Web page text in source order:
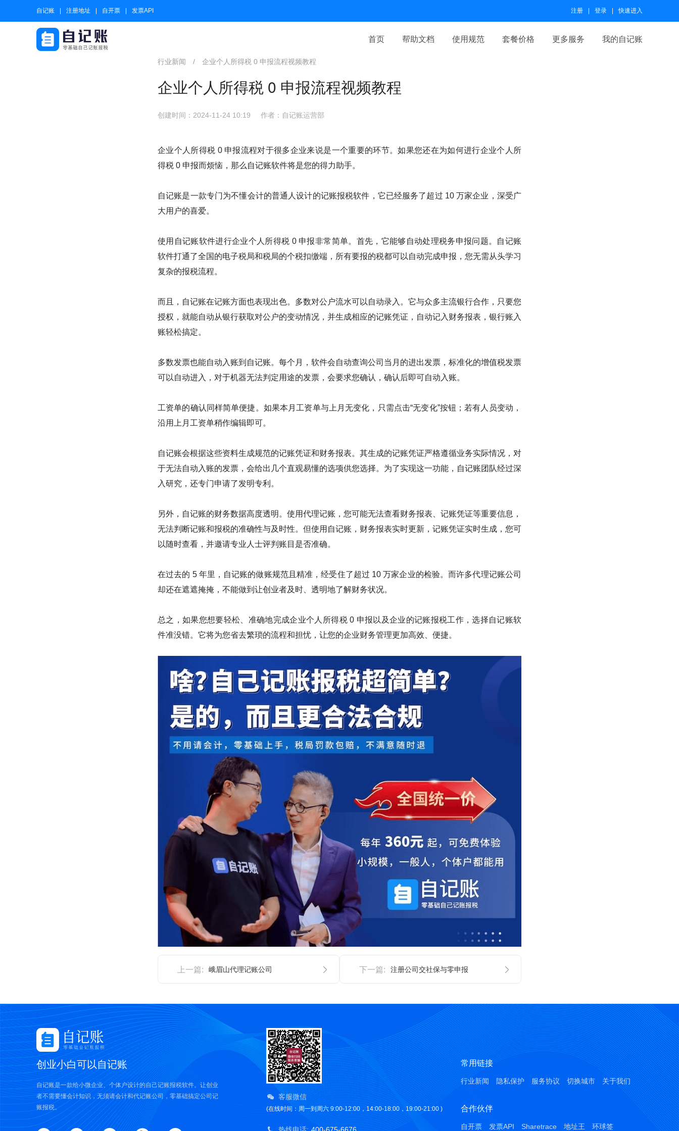
自记账 注册地址 自开票 发票API 注册 登录 快速进入
首页 帮助文档 使用规范 套餐价格 更多服务 我的自记账
行业新闻 / 企业个人所得税 0 申报流程视频教程
企业个人所得税 0 申报流程视频教程
创建时间：2024-11-24 10:19 作者：自记账运营部
企业个人所得税 0 申报流程对于很多企业来说是一个重要的环节。如果您还在为如何进行企业个人所
得税 0 申报而烦恼，那么自记账软件将是您的得力助手。
自记账是一款专门为不懂会计的普通人设计的记账报税软件，它已经服务了超过 10 万家企业，深受广
大用户的喜爱。
使用自记账软件进行企业个人所得税 0 申报非常简单。首先，它能够自动处理税务申报问题。自记账
软件打通了全国的电子税局和税局的个税扣缴端，所有要报的税都可以自动完成申报，您无需从头学习
复杂的报税流程。
而且，自记账在记账方面也表现出色。多数对公户流水可以自动录入。它与众多主流银行合作，只要您
授权，就能自动从银行获取对公户的变动情况，并生成相应的记账凭证，自动记入财务报表，银行账入
账轻松搞定。
多数发票也能自动入账到自记账。每个月，软件会自动查询公司当月的进出发票，标准化的增值税发票
可以自动进入，对于机器无法判定用途的发票，会要求您确认，确认后即可自动入账。
工资单的确认同样简单便捷。如果本月工资单与上月无变化，只需点击“无变化”按钮；若有人员变动，
沿用上月工资单稍作编辑即可。
自记账会根据这些资料生成规范的记账凭证和财务报表。其生成的记账凭证严格遵循业务实际情况，对
于无法自动入账的发票，会给出几个直观易懂的选项供您选择。为了实现这一功能，自记账团队经过深
入研究，还专门申请了发明专利。
另外，自记账的财务数据高度透明。使用代理记账，您可能无法查看财务报表、记账凭证等重要信息，
无法判断记账和报税的准确性与及时性。但使用自记账，财务报表实时更新，记账凭证实时生成，您可
以随时查看，并邀请专业人士评判账目是否准确。
在过去的 5 年里，自记账的做账规范且精准，经受住了超过 10 万家企业的检验。而许多代理记账公司
却还在遮遮掩掩，不能做到让创业者及时、透明地了解财务状况。
总之，如果您想要轻松、准确地完成企业个人所得税 0 申报以及企业的记账报税工作，选择自记账软
件准没错。它将为您省去繁琐的流程和担忧，让您的企业财务管理更加高效、便捷。
上一篇: 峨眉山代理记账公司 下一篇: 注册公司交社保与零申报
创业小白可以自记账
自记账是一款给小微企业、个体户设计的自己记账报税软件。让创业
者不需要懂会计知识，无须请会计和代记账公司，零基础搞定公司记
账报税。
客服微信
(在线时间：周一到周六 9:00-12:00，14:00-18:00，19:00-21:00 )
常用链接
行业新闻 隐私保护 服务协议 切换城市 关于我们
合作伙伴
自开票 发票API Sharetrace 地址王 环球签